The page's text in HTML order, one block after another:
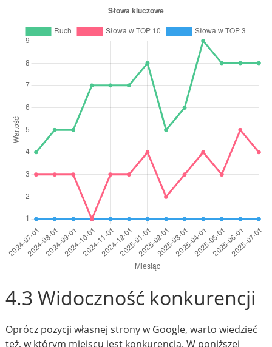
4.3 Widoczność konkurencji
Oprócz pozycji własnej strony w Google, warto wiedzieć
też, w którym miejscu jest konkurencja. W poniższej